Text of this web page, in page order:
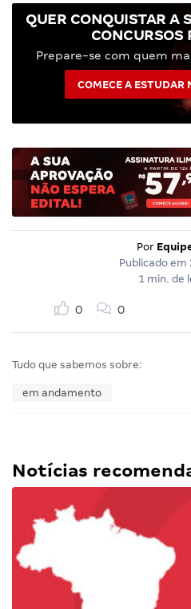
QUER CONQUISTAR A
CONCURSOS
Prepare-se com quem
COMECE A ESTUDAR
Por
Publicado em
1 min. de
0 0
Tudo que sabemos sobre:
em andamento
Notícias